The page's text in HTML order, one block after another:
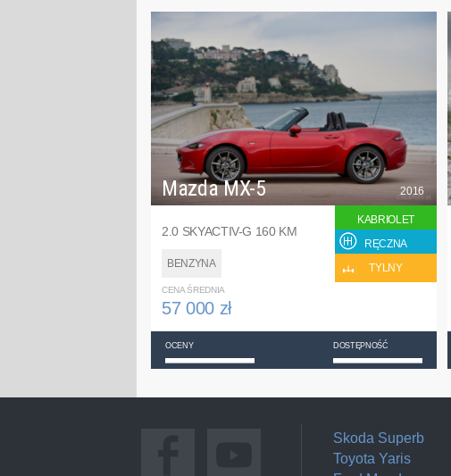
Mazda MX-5
2.0 SKYACTIV-G 160 KM
BENZYNA
2016
KABRIOLET
RĘCZNA
TYLNY
CENA ŚREDNIA
57 000 zł
OCENY DOSTĘPNOŚĆ
Skoda Superb
Toyota Yaris